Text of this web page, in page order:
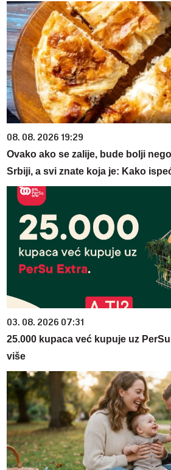
08. 08. 2026 19:29
Ovako ako se zalije, bude bolji
Srbiji, a svi znate koja je: Kako
03. 08. 2026 07:31
25.000 kupaca već kupuje uz
više